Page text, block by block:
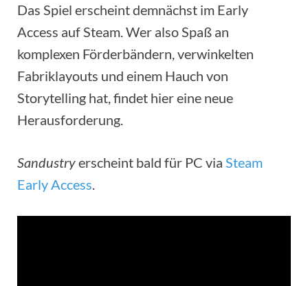
Das Spiel erscheint demnächst im Early
Access auf Steam. Wer also Spaß an
komplexen Förderbändern, verwinkelten
Fabriklayouts und einem Hauch von
Storytelling hat, findet hier eine neue
Herausforderung.
Sandustryerscheint bald für PC via Steam
Early Access.